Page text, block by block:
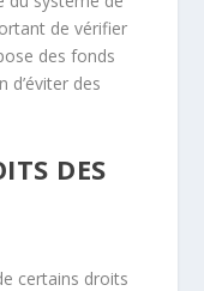
de vérifier
des fonds
d’éviter des
DES
certains droits